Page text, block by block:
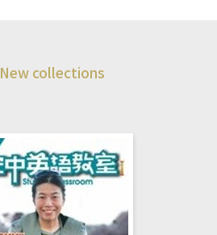
New collections